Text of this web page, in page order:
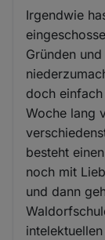
Irgendwie
Gründen
doch
Woche lang
besteht
noch mit
und dann